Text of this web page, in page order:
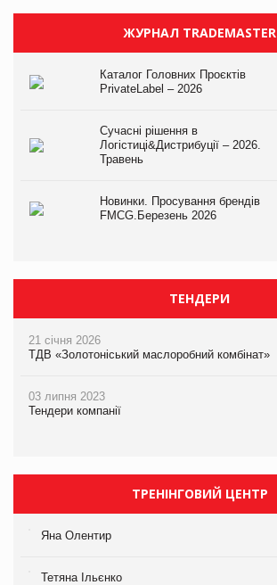
ЖУРНАЛ TRADEMASTER
Каталог Головних Проєктів
PrivateLabel – 2026
Сучасні рішення в
Логістиці&Дистрибуції – 2026.
Травень
Новинки. Просування брендів
FMCG.Березень 2026
ТЕНДЕРИ
21 січня 2026
ТДВ «Золотоніський маслоробний комбінат»
03 липня 2023
Тендери компанії
ТРЕНІНГОВИЙ ЦЕНТР
Яна Олентир
Тетяна Ільєнко